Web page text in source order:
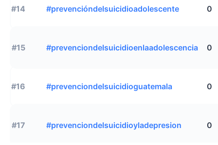
#14 #prevencióndelsuicidioadolescente 0
#15 #prevenciondelsuicidioenlaadolescencia 0
#16 #prevenciondelsuicidioguatemala 0
#17 #prevenciondelsuicidioyladepresion 0